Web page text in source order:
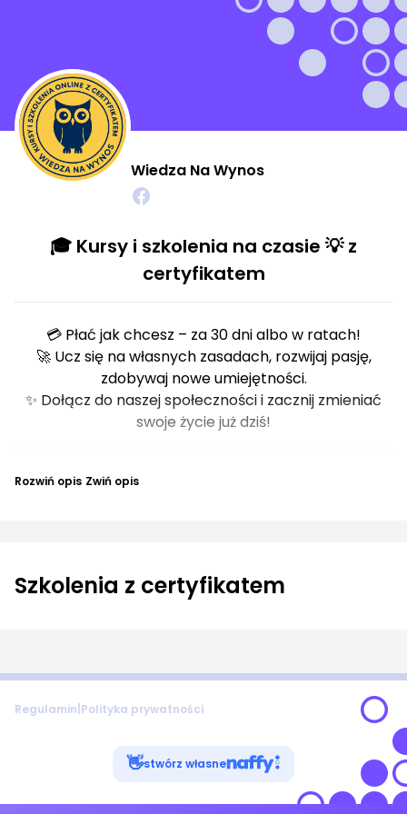
Wiedza Na Wynos
🎓 Kursy i szkolenia na czasie 💡 z
certyfikatem
💳 Płać jak chcesz – za 30 dni albo w ratach!
🚀 Ucz się na własnych zasadach, rozwijaj pasję,
zdobywaj nowe umiejętności.
✨ Dołącz do naszej społeczności i zacznij zmieniać
swoje życie już dziś!
Rozwiń opis Zwiń opis
Szkolenia z certyfikatem
Regulamin Polityka prywatności
👋stwórz własne